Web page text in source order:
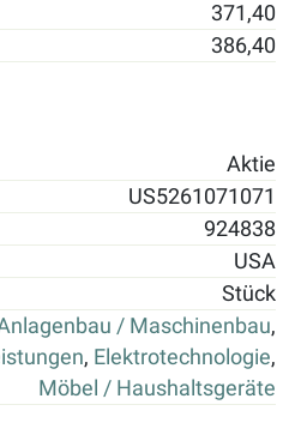
371,40
386,40
Aktie
US5261071071
924838
USA
Stück
/ Maschinenbau,
, Elektrotechnologie,
Möbel / Haushaltsgeräte